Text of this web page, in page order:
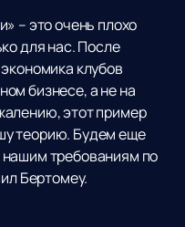
– это очень плохо
для нас. После
клубов
бизнесе, а не на
этот пример
теорию. Будем еще
требованиям по
Бертомеу.